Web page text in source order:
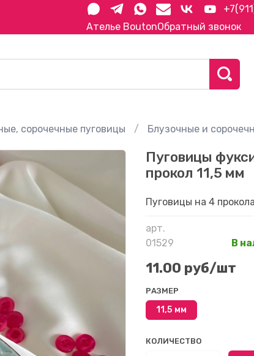
Ателье BoutonОбратный звонок
сорочечные пуговицы Блузочные и
арт.
01529
В
Пуговицы
прокол 11,5 мм
11.00 руб/шт
КОЛИЧЕСТВО
РАЗМЕР
11,5 мм
Пуговицы на 4